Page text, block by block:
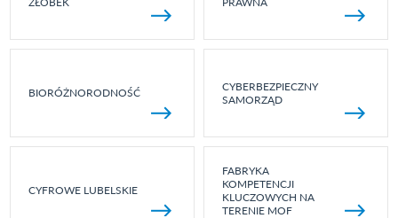
BIORÓŻNORODNOŚĆ
CYBERBEZPIECZNY
SAMORZĄD
CYFROWE LUBELSKIE
FABRYKA
KOMPETENCJI
KLUCZOWYCH NA
TERENIE MOF